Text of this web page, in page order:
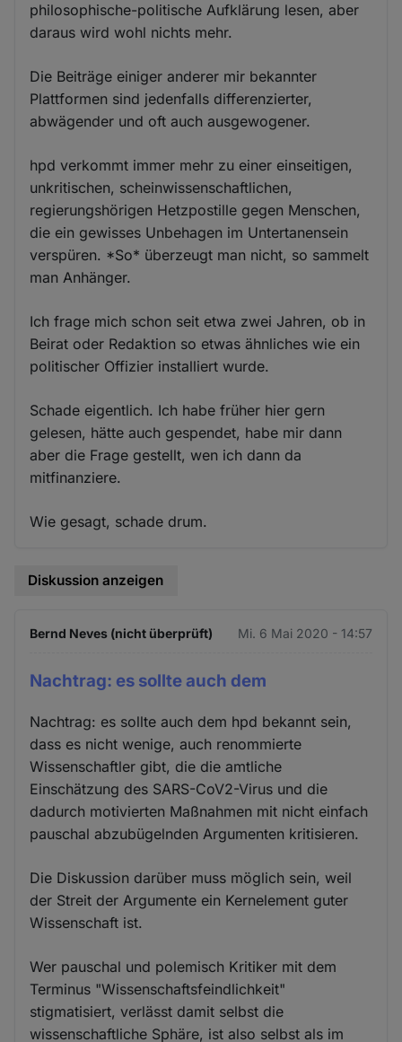
philosophische-politische Aufklärung lesen, aber
daraus wird wohl nichts mehr.
Die Beiträge einiger anderer mir bekannter
Plattformen sind jedenfalls differenzierter,
abwägender und oft auch ausgewogener.
hpd verkommt immer mehr zu einer einseitigen,
unkritischen, scheinwissenschaftlichen,
regierungshörigen Hetzpostille gegen Menschen,
die ein gewisses Unbehagen im Untertanensein
verspüren. *So* überzeugt man nicht, so sammelt
man Anhänger.
Ich frage mich schon seit etwa zwei Jahren, ob in
Beirat oder Redaktion so etwas ähnliches wie ein
politischer Offizier installiert wurde.
Schade eigentlich. Ich habe früher hier gern
gelesen, hätte auch gespendet, habe mir dann
aber die Frage gestellt, wen ich dann da
mitfinanziere.
Wie gesagt, schade drum.
Diskussion anzeigen
Bernd Neves (nicht überprüft) Mi. 6 Mai 2020 - 14:57
Nachtrag: es sollte auch dem
Nachtrag: es sollte auch dem hpd bekannt sein,
dass es nicht wenige, auch renommierte
Wissenschaftler gibt, die die amtliche
Einschätzung des SARS-CoV2-Virus und die
dadurch motivierten Maßnahmen mit nicht einfach
pauschal abzubügelnden Argumenten kritisieren.
Die Diskussion darüber muss möglich sein, weil
der Streit der Argumente ein Kernelement guter
Wissenschaft ist.
Wer pauschal und polemisch Kritiker mit dem
Terminus "Wissenschaftsfeindlichkeit"
stigmatisiert, verlässt damit selbst die
wissenschaftliche Sphäre, ist also selbst als im